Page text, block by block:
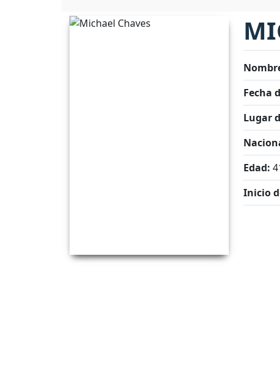
Fecha
Lugar
Edad:
Inicio